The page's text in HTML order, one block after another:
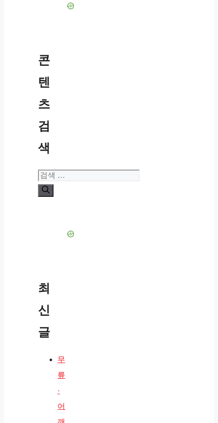
콘
텐
츠
검
색
검
색:
최
신
글
무
릎
·
어